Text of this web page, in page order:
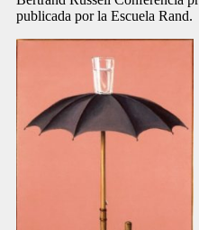
publicada por la Escuela Rand.